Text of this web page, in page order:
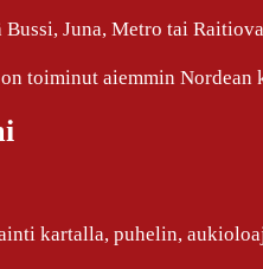
Juna, Metro tai
toiminut aiemmin
kartalla, puhelin,